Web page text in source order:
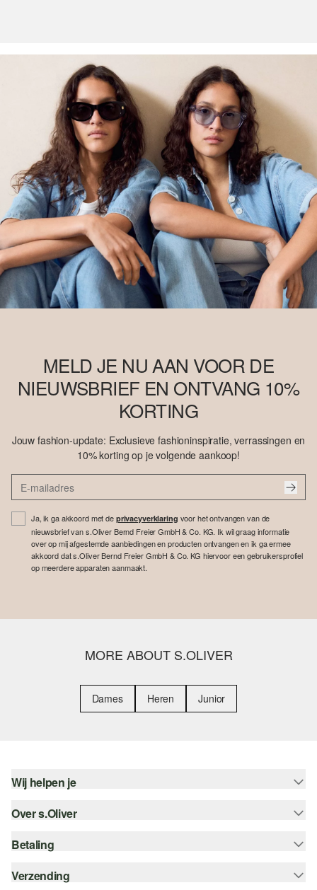
MELD JE NU AAN VOOR DE
NIEUWSBRIEF EN ONTVANG 10%
KORTING
Jouw fashion-update: Exclusieve fashioninspiratie, verrassingen en
10% korting op je volgende aankoop!
Ja, ik ga akkoord met de privacyverklaring voor het ontvangen van de
nieuwsbrief van s.Oliver Bernd Freier GmbH & Co. KG. Ik wil graag informatie
over op mij afgestemde aanbiedingen en producten ontvangen en ik ga ermee
akkoord dat s.Oliver Bernd Freier GmbH & Co. KG hiervoor een gebruikersprofiel
op meerdere apparaten aanmaakt.
MORE ABOUT S.OLIVER
Dames Heren Junior
Wij helpen je
Help - FAQ
Maattabel
Top categorieën
Over s.Oliver
Nieuwsbrief
s.Oliver Card
Betaling
Koop op rekening
Verzending